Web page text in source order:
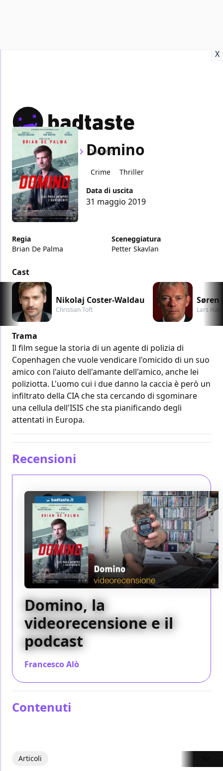
X
Home Film Domino
Domino
Crime
Thriller
Data di uscita
31 maggio 2019
Regia
Brian De Palma
Sceneggiatura
Petter Skavlan
Cast
Nikolaj Coster-Waldau
Christian Toft Lars
Trama
Il film segue la storia di un agente di polizia di
Copenhagen che vuole vendicare l'omicido di un suo
amico con l'aiuto dell'amante dell'amico, anche lei
poliziotta. L'uomo cui i due danno la caccia è però un
infiltrato della CIA che sta cercando di sgominare
una cellula dell'ISIS che sta pianificando degli
attentati in Europa.
Recensioni
Domino, la
videorecensione e il
podcast
Francesco Alò
Contenuti
Articoli